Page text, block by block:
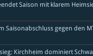
Saison mit klarem
Saisonabschluss gegen den
Kirchheim dominiert